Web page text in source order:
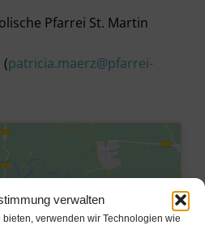
verwalten
verwenden wir Technologien wie
Pfarrei St. Martin
patricia.maerz@pfarrei-